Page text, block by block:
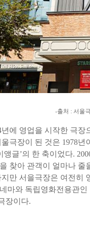
-출처 : 서울
년에 영업을 시작한 극장
극장이 된 것은 1978년
앵글’의 한 축이었다.
찾아 관객이 얼마나 줄
만 서을극장은 여전히
마와 독립영화전용관
장이다.